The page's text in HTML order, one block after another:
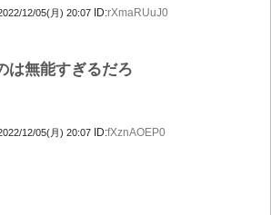
12/05(月) 20:07 ID:rXmaRUuJ0
は無能すぎるだろ
12/05(月) 20:07 ID:fXznAOEP0